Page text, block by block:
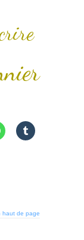
haut de page